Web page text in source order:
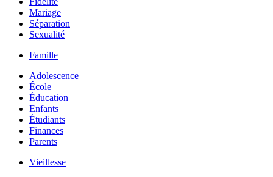
Mariage
Séparation
Sexualité
Famille
Adolescence
École
Éducation
Enfants
Étudiants
Finances
Parents
Vieillesse